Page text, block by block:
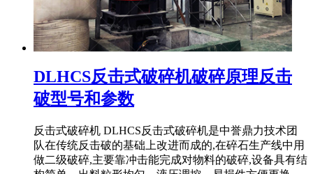
DLHCS反击式破碎机破碎原理反击
破型号和参数
反击式破碎机 DLHCS反击式破碎机是中誉鼎力技术团
队在传统反击破的基础上改进而成的,在碎石生产线中用
做二级破碎,主要靠冲击能完成对物料的破碎,设备具有结